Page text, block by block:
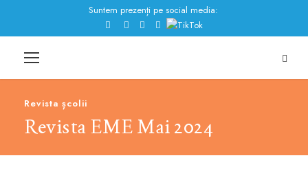
Suntem prezenți pe social media:
Revista școlii
Revista EME Mai 2024